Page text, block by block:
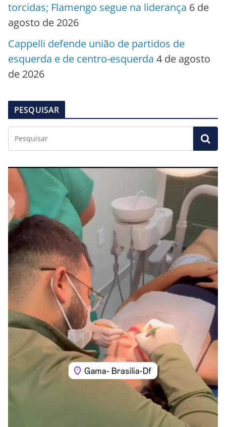
torcidas; Flamengo segue na liderança 6 de
agosto de 2026
Cappelli defende união de partidos de
esquerda e de centro-esquerda 4 de agosto
de 2026
PESQUISAR